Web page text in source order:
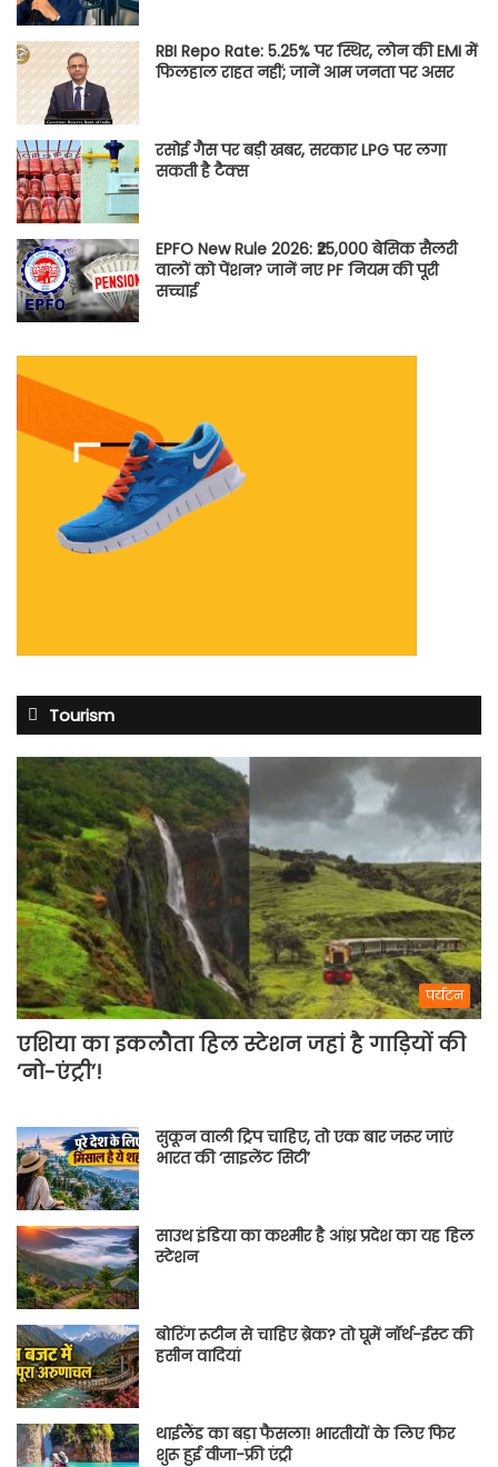
RBI Repo Rate: 5.25% पर स्थिर, लोन की EMI में
फिलहाल राहत नहीं; जानें आम जनता पर असर
रसोई गैस पर बड़ी खबर, सरकार LPG पर लगा
सकती है टैक्स
EPFO New Rule 2026: ₹25,000 बेसिक सैलरी
वालों को पेंशन? जानें नए PF नियम की पूरी
सच्चाई
Tourism
पर्यटन
एशिया का इकलौता हिल स्टेशन जहां है गाड़ियों की
‘नो-एंट्री’!
सुकून वाली ट्रिप चाहिए, तो एक बार जरूर जाएं
भारत की ‘साइलेंट सिटी’
साउथ इंडिया का कश्मीर है आंध्र प्रदेश का यह हिल
स्टेशन
बोरिंग रूटीन से चाहिए ब्रेक? तो घूमें नॉर्थ-ईस्ट की
हसीन वादियां
थाईलैंड का बड़ा फैसला! भारतीयों के लिए फिर
शुरू हुई वीजा-फ्री एंट्री